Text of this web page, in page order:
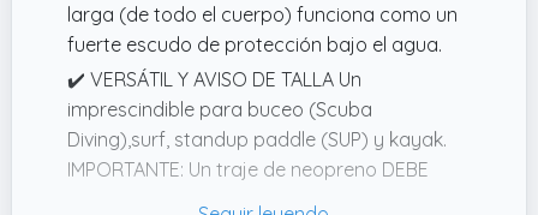
larga (de todo el cuerpo) funciona como un
fuerte escudo de protección bajo el agua.
✔️ VERSÁTIL Y AVISO DE TALLA Un
imprescindible para buceo (Scuba
Diving),surf, standup paddle (SUP) y kayak.
IMPORTANTE: Un traje de neopreno DEBE